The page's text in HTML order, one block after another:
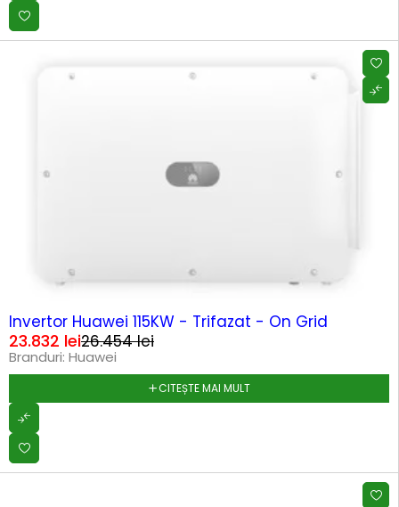
Invertor Huawei 115KW - Trifazat - On Grid
26.454lei
23.832 lei
Branduri: Huawei
CITEȘTE MAI MULT